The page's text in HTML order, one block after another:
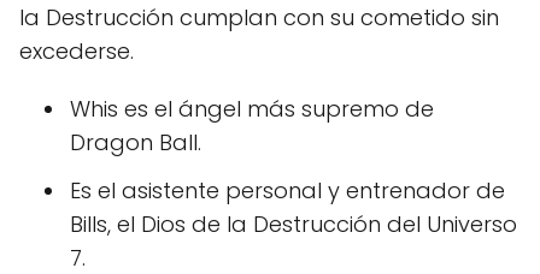
la Destrucción cumplan con su cometido sin
excederse.
Whis es el ángel más supremo de
Dragon Ball.
Es el asistente personal y entrenador de
Bills, el Dios de la Destrucción del Universo
7.